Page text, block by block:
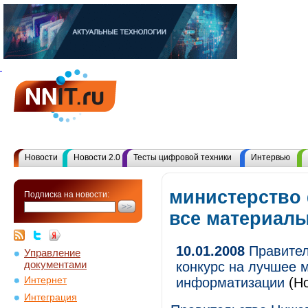
Новости Новости 2.0 Тесты цифровой техники Интервью
Подписка на новости:
Управление
документами
Интернет
Интеграция
все
10.01.2008
конкурс на лучшее
информатизации